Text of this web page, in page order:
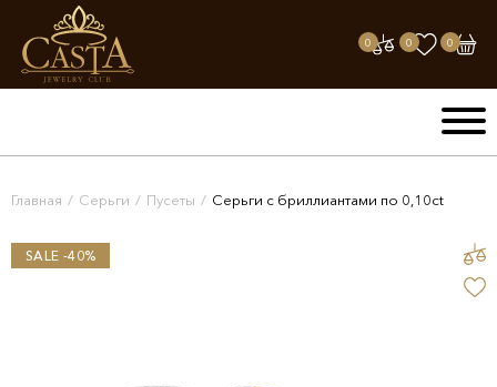
0 0 0
Главная / Серьги / Пусеты / Серьги с бриллиантами по 0,10ct
SALE -40%